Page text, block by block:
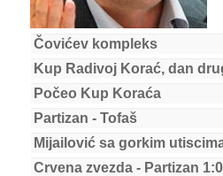
Čovićev kompleks
Kup Radivoj Korać, dan
Počeo Kup Koraća
Partizan - Tofaš
Mijailović sa gorkim
Crvena zvezda - Partizan 1:0